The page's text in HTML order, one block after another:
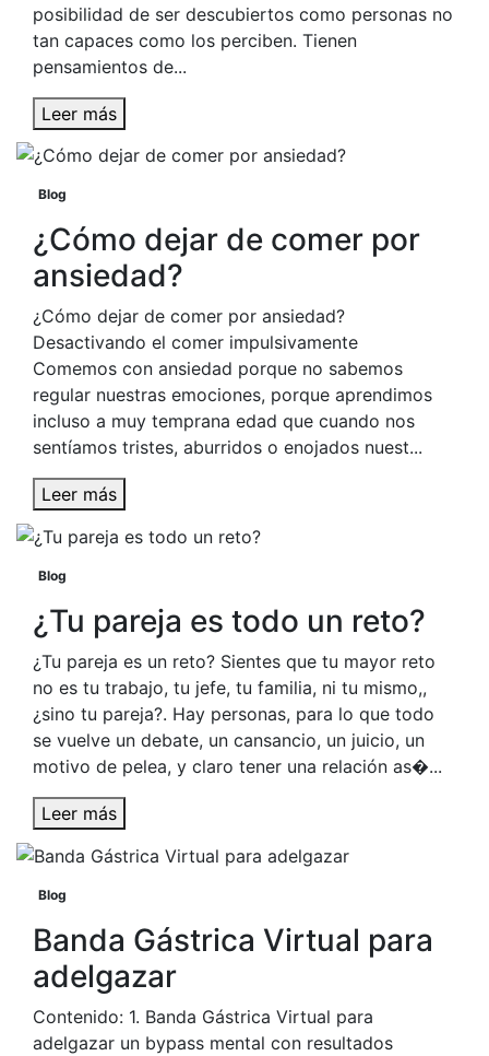
posibilidad de ser descubiertos como personas no
tan capaces como los perciben. Tienen
pensamientos de...
Leer más
Blog
¿Cómo dejar de comer por
ansiedad?
¿Cómo dejar de comer por ansiedad?
Desactivando el comer impulsivamente
Comemos con ansiedad porque no sabemos
regular nuestras emociones, porque aprendimos
incluso a muy temprana edad que cuando nos
sentíamos tristes, aburridos o enojados nuest...
Leer más
Blog
¿Tu pareja es todo un reto?
¿Tu pareja es un reto? Sientes que tu mayor reto
no es tu trabajo, tu jefe, tu familia, ni tu mismo,,
¿sino tu pareja?. Hay personas, para lo que todo
se vuelve un debate, un cansancio, un juicio, un
motivo de pelea, y claro tener una relación as�...
Leer más
Blog
Banda Gástrica Virtual para
adelgazar
Contenido: 1. Banda Gástrica Virtual para
adelgazar un bypass mental con resultados